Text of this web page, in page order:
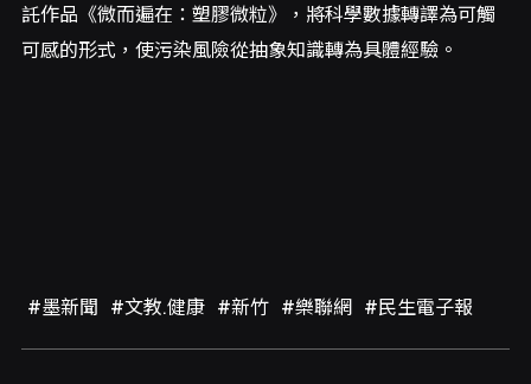
託作品《微而遍在：塑膠微粒》，將科學數據轉譯為可觸
可感的形式，使污染風險從抽象知識轉為具體經驗。
#墨新聞 #文教.健康 #新竹 #樂聯網 #民生電子報